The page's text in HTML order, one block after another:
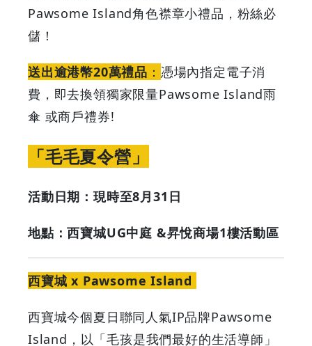
Your
Coupons
Discounts
Pawsome Island角色襟章小禮品，粉絲必
儲！
送出逾港幣20萬禮品 ： 憑場內指定電子消
費，即去換領獨家限量Pawsome Island雨
傘 或商戶禮券!
「毛毛夏令營」
活動日期：現時至8月31日
地點：西寶城UG中庭 &昇悅商場1樓活動區
西寶城 x Pawsome Island
西寶城今個夏日聯同人氣IP品牌Pawsome
Island，以「毛孩是我們最好的生活導師」